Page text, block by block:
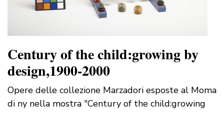
Century of the child:growing by
design,1900-2000
Opere delle collezione Marzadori esposte al Moma
di ny nella mostra "Century of the child:growing